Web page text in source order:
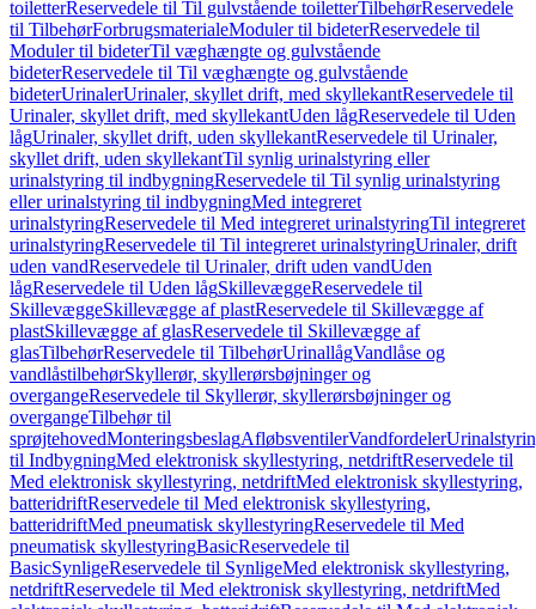
toiletterReservedele til Til gulvstående toiletterTilbehørReservedele
til TilbehørForbrugsmaterialeModuler til bideterReservedele til
Moduler til bideterTil væghængte og gulvstående
bideterReservedele til Til væghængte og gulvstående
bideterUrinalerUrinaler, skyllet drift, med skyllekantReservedele til
Urinaler, skyllet drift, med skyllekantUden lågReservedele til Uden
lågUrinaler, skyllet drift, uden skyllekantReservedele til Urinaler,
skyllet drift, uden skyllekantTil synlig urinalstyring eller
urinalstyring til indbygningReservedele til Til synlig urinalstyring
eller urinalstyring til indbygningMed integreret
urinalstyringReservedele til Med integreret urinalstyringTil integreret
urinalstyringReservedele til Til integreret urinalstyringUrinaler, drift
uden vandReservedele til Urinaler, drift uden vandUden
lågReservedele til Uden lågSkillevæggeReservedele til
SkillevæggeSkillevægge af plastReservedele til Skillevægge af
plastSkillevægge af glasReservedele til Skillevægge af
glasTilbehørReservedele til TilbehørUrinallågVandlåse og
vandlåstilbehørSkyllerør, skyllerørsbøjninger og
overgangeReservedele til Skyllerør, skyllerørsbøjninger og
overgangeTilbehør til
sprøjtehovedMonteringsbeslagAfløbsventilerVandfordeler
til IndbygningMed elektronisk skyllestyring, netdriftReservedele til
Med elektronisk skyllestyring, netdriftMed elektronisk skyllestyring,
batteridriftReservedele til Med elektronisk skyllestyring,
batteridriftMed pneumatisk skyllestyringReservedele til Med
pneumatisk skyllestyringBasicReservedele til
BasicSynligeReservedele til SynligeMed elektronisk skyllestyring,
netdriftReservedele til Med elektronisk skyllestyring, netdriftMed